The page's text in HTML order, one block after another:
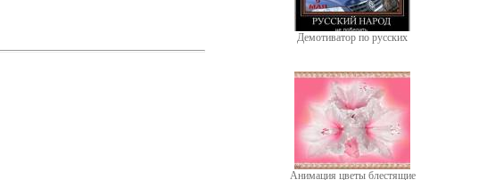
Демотиватор по русских
Анимация цветы блестящие